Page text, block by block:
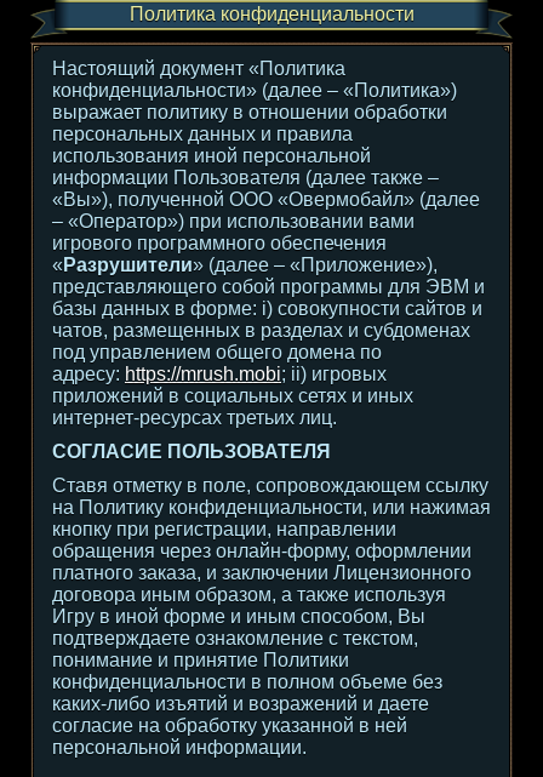
Политика конфиденциальности
Настоящий документ «Политика
конфиденциальности» (далее – «Политика»)
выражает политику в отношении обработки
персональных данных и правила
использования иной персональной
информации Пользователя (далее также –
«Вы»), полученной ООО «Овермобайл» (далее
– «Оператор») при использовании вами
игрового программного обеспечения
«Разрушители» (далее – «Приложение»),
представляющего собой программы для ЭВМ и
базы данных в форме: i) совокупности сайтов и
чатов, размещенных в разделах и субдоменах
под управлением общего домена по
адресу: https://mrush.mobi; ii) игровых
приложений в социальных сетях и иных
интернет-ресурсах третьих лиц.
СОГЛАСИЕ ПОЛЬЗОВАТЕЛЯ
Ставя отметку в поле, сопровождающем ссылку
на Политику конфиденциальности, или нажимая
кнопку при регистрации, направлении
обращения через онлайн-форму, оформлении
платного заказа, и заключении Лицензионного
договора иным образом, а также используя
Игру в иной форме и иным способом, Вы
подтверждаете ознакомление с текстом,
понимание и принятие Политики
конфиденциальности в полном объеме без
каких-либо изъятий и возражений и даете
согласие на обработку указанной в ней
персональной информации.